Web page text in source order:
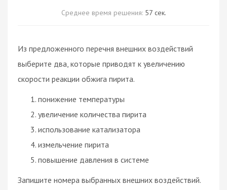
Среднее время решения: 57 сек.
Из предложенного перечня внешних воздействий
выберите два, которые приводят к увеличению
скорости реакции обжига пирита.
понижение температуры
увеличение количества пирита
использование катализатора
измельчение пирита
повышение давления в системе
Запишите номера выбранных внешних воздействий.